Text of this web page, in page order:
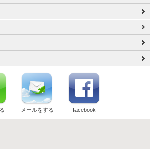
メールをする facebook